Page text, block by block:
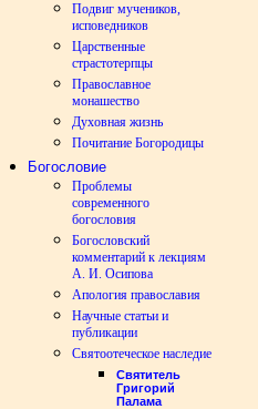
Подвиг мучеников,
исповедников
Царственные
страстотерпцы
Православное
монашество
Духовная жизнь
Почитание Богородицы
Богословие
Проблемы
современного
богословия
Богословский
комментарий к лекциям
А. И. Осипова
Апология православия
Научные статьи и
публикации
Святоотеческое наследие
Святитель
Григорий
Палама